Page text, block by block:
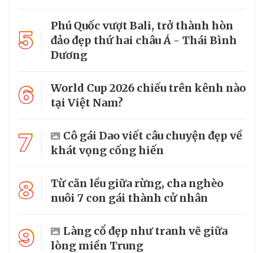
5
Phú Quốc vượt Bali, trở thành hòn
đảo đẹp thứ hai châu Á - Thái Bình
Dương
6
World Cup 2026 chiếu trên kênh nào
tại Việt Nam?
7
Cô gái Dao viết câu chuyện đẹp về
khát vọng cống hiến
8
Từ căn lều giữa rừng, cha nghèo
nuôi 7 con gái thành cử nhân
9
Làng cổ đẹp như tranh vẽ giữa
lòng miền Trung